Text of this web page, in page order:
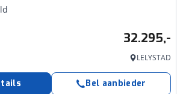
32.295,-
LELYSTAD
Bel aanbieder